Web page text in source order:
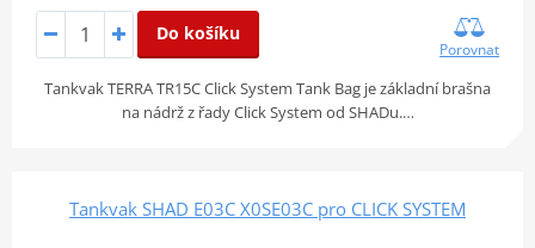
Do košíku
Porovnat
Tankvak TERRA TR15C Click System Tank Bag je základní brašna
na nádrž z řady Click System od SHADu.…
Tankvak SHAD E03C X0SE03C pro CLICK SYSTEM